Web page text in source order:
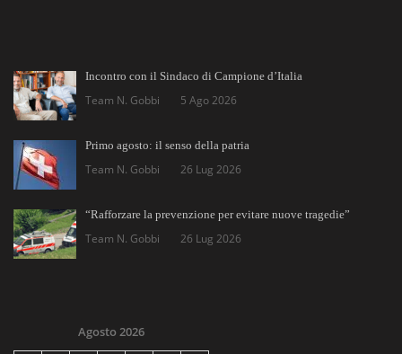
Incontro con il Sindaco di Campione d’Italia
Team N. Gobbi 5 Ago 2026
Primo agosto: il senso della patria
Team N. Gobbi 26 Lug 2026
“Rafforzare la prevenzione per evitare nuove tragedie”
Team N. Gobbi 26 Lug 2026
Agosto 2026